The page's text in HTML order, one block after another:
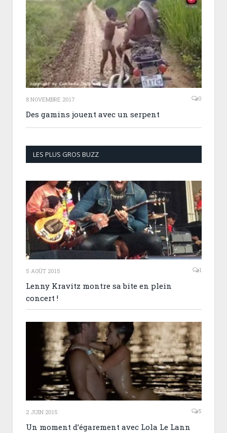
8 NOVEMBRE 2017 0
Des gamins jouent avec un serpent
LES PLUS GROS BUZZ
5 AOÛT 2015 1
Lenny Kravitz montre sa bite en plein
concert !
2 JUIN 2015 5
Un moment d’égarement avec Lola Le Lann